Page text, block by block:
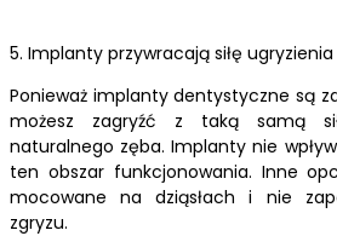
5. Implanty przywracają siłę ugryzienia
Ponieważ implanty dentystyczne są
możesz zagryźć z taką samą
naturalnego zęba. Implanty nie
ten obszar funkcjonowania. Inne
mocowane na dziąsłach i nie
zgryzu.